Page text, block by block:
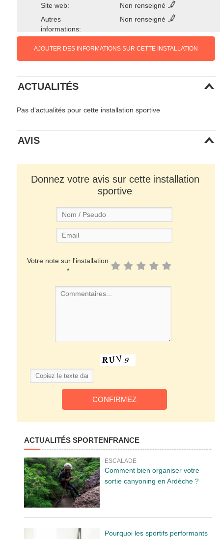
Site web:
Non renseigné
Autres
informations:
Non renseigné
AJOUTER DES INFORMATIONS SUR CETTE INSTALLATION
ACTUALITÉS
Pas d'actualités pour cette installation sportive
AVIS
Donnez votre avis sur cette installation
sportive
Votre note sur l'installation
*
ACTUALITÉS SPORTENFRANCE
ESCALADE
Comment bien organiser votre
sortie canyoning en Ardèche ?
Pourquoi les sportifs performants